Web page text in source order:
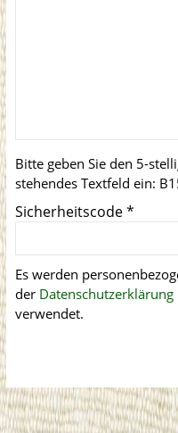
Bitte geben Sie den 5-
stehendes Textfeld ein:
Sicherheitscode*
Es werden
der Datenschutzerklärung
verwendet.